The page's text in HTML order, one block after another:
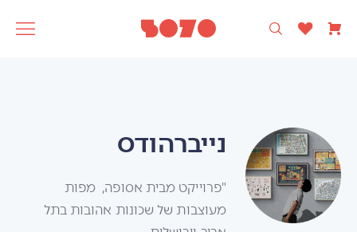
רק עיצוב ישראלי 🩵
אסופהSAGAתוצרת5070
נייברהודס
"פרוייקט מבית אסופה, מפות
מעוצבות של שכונות אהובות בתל